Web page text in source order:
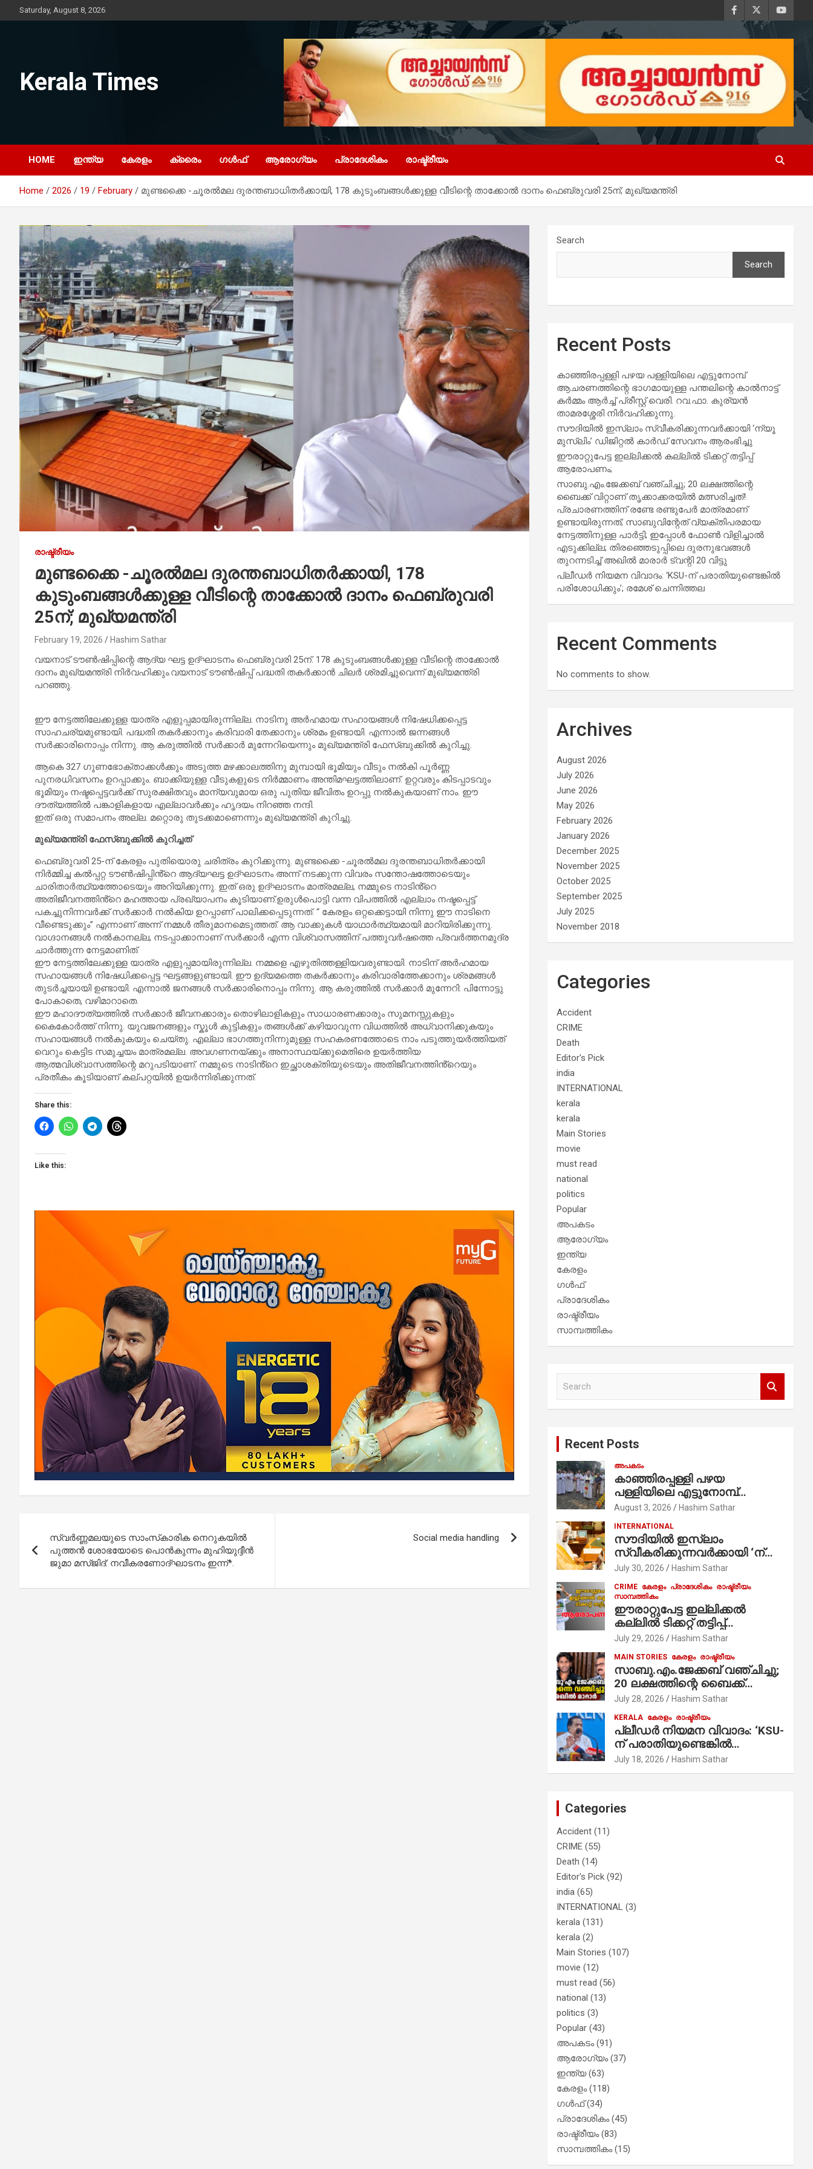
to
Saturday, August 8, 2026
Kerala Times
HOME ഇന്ത്യ കേരളം ക്രൈം ഗൾഫ് ആരോഗ്യം പ്രാദേശികം രാഷ്ട്രീയം
Home 2026 19 February മുണ്ടക്കൈ -ചൂരൽമല ദുരന്തബാധിതർക്കായി, 178 കുടുംബങ്ങൾക്കുള്ള വീടിന്റെ താക്കോൽ ദാനം ഫെബ്രുവരി 25ന്; മുഖ്യമന്ത്രി
രാഷ്ട്രീയം
മുണ്ടക്കൈ -ചൂരൽമല ദുരന്തബാധിതർക്കായി, 178
കുടുംബങ്ങൾക്കുള്ള വീടിന്റെ താക്കോൽ ദാനം ഫെബ്രുവരി
25ന്; മുഖ്യമന്ത്രി
February 19, 2026 Hashim Sathar
വയനാട് ടൗൺഷിപ്പിന്റെ ആദ്യ ഘട്ട ഉദ്ഘാടനം ഫെബ്രുവരി 25ന്. 178 കുടുംബങ്ങൾക്കുള്ള വീടിന്റെ താക്കോൽ
ദാനം മുഖ്യമന്ത്രി നിർവഹിക്കും.വയനാട് ടൗൺഷിപ്പ് പദ്ധതി തകർക്കാൻ ചിലർ ശ്രമിച്ചുവെന്ന് മുഖ്യമന്ത്രി
പറഞ്ഞു.
ഈ നേട്ടത്തിലേക്കുള്ള യാത്ര എളുപ്പമായിരുന്നില്ല. നാടിനു അർഹമായ സഹായങ്ങൾ നിഷേധിക്കപ്പെട്ട
സാഹചര്യമുണ്ടായി. പദ്ധതി തകർക്കാനും കരിവാരി തേക്കാനും ശ്രമം ഉണ്ടായി. എന്നാൽ ജന്നങ്ങൾ
സർക്കാരിനൊപ്പം നിന്നു. ആ കരുത്തിൽ സർക്കാർ മുന്നേറിയെന്നും മുഖ്യമന്ത്രി ഫേസ്ബുക്കിൽ കുറിച്ചു.
ആകെ 327 ഗുണഭോക്താക്കൾക്കും അടുത്ത മഴക്കാലത്തിനു മുമ്പായി ഭൂമിയും വീടും നൽകി പൂർണ്ണ
പുനരധിവസനം ഉറപ്പാക്കും. ബാക്കിയുള്ള വീടുകളുടെ നിർമ്മാണം അന്തിമഘട്ടത്തിലാണ്. ഉറ്റവരും കിടപ്പാടവും
ഭൂമിയും നഷ്ടപ്പെട്ടവർക്ക് സുരക്ഷിതവും മാന്യവുമായ ഒരു പുതിയ ജീവിതം ഉറപ്പു നൽകുകയാണ് നാം. ഈ
ദൗത്യത്തിൽ പങ്കാളികളായ എല്ലാവർക്കും ഹൃദയം നിറഞ്ഞ നന്ദി.
ഇത് ഒരു സമാപനം അല്ല. മറ്റൊരു തുടക്കമാണെന്നും മുഖ്യമന്ത്രി കുറിച്ചു.
മുഖ്യമന്ത്രി ഫേസ്ബുക്കിൽ കുറിച്ചത്
ഫെബ്രുവരി 25-ന് കേരളം പുതിയൊരു ചരിത്രം കുറിക്കുന്നു. മുണ്ടക്കൈ -ചൂരൽമല ദുരന്തബാധിതർക്കായി
നിർമ്മിച്ച കൽപ്പറ്റ ടൗൺഷിപ്പിൻ്റെ ആദ്യഘട്ട ഉദ്ഘാടനം അന്ന് നടക്കുന്ന വിവരം സന്തോഷത്തോടെയും
ചാരിതാർത്ഥ്യത്തോടെയും അറിയിക്കുന്നു. ഇത് ഒരു ഉദ്ഘാടനം മാത്രമല്ല, നമ്മുടെ നാടിൻ്റെ
അതിജീവനത്തിൻ്റെ മഹത്തായ പ്രഖ്യാപനം കൂടിയാണ്.ഉരുൾപൊട്ടി വന്ന വിപത്തിൽ എല്ലാം നഷ്ടപ്പെട്ട്
പകച്ചുനിന്നവർക്ക് സർക്കാർ നൽകിയ ഉറപ്പാണ് പാലിക്കപ്പെടുന്നത്. “ കേരളം ഒറ്റക്കെട്ടായി നിന്നു ഈ നാടിനെ
വീണ്ടെടുക്കും” എന്നാണ് അന്ന് നമ്മൾ തീരുമാനമെടുത്തത്. ആ വാക്കുകൾ യാഥാർത്ഥ്യമായി മാറിയിരിക്കുന്നു.
വാഗ്ദാനങ്ങൾ നൽകാനല്ല, നടപ്പാക്കാനാണ് സർക്കാർ എന്ന വിശ്വാസത്തിന് പത്തുവർഷത്തെ പ്രവർത്തനമുദ്ര
ചാർത്തുന്ന നേട്ടമാണിത്.
ഈ നേട്ടത്തിലേക്കുള്ള യാത്ര എളുപ്പമായിരുന്നില്ല. നമ്മളെ എഴുതിത്തള്ളിയവരുണ്ടായി. നാടിന് അർഹമായ
സഹായങ്ങൾ നിഷേധിക്കപ്പെട്ട ഘട്ടങ്ങളുണ്ടായി. ഈ ഉദ്യമത്തെ തകർക്കാനും കരിവാരിത്തേക്കാനും ശ്രമങ്ങൾ
തുടർച്ചയായി ഉണ്ടായി. എന്നാൽ ജനങ്ങൾ സർക്കാരിനൊപ്പം നിന്നു. ആ കരുത്തിൽ സർക്കാർ മുന്നേറി: പിന്നോട്ടു
പോകാതെ, വഴിമാറാതെ.
ഈ മഹാദൗത്യത്തിൽ സർക്കാർ ജീവനക്കാരും തൊഴിലാളികളും സാധാരണക്കാരും സുമനസ്സുകളും
കൈകോർത്ത് നിന്നു. യുവജനങ്ങളും സ്കൂൾ കുട്ടികളും തങ്ങൾക്ക് കഴിയാവുന്ന വിധത്തിൽ അധ്വാനിക്കുകയും
സഹായങ്ങൾ നൽകുകയും ചെയ്തു. എല്ലാ ഭാഗത്തുനിന്നുമുള്ള സഹകരണത്തോടെ നാം പടുത്തുയർത്തിയത്
വെറും കെട്ടിട സമുച്ചയം മാത്രമല്ല. അവഗണനയ്ക്കും അനാസ്ഥയ്ക്കുമെതിരെ ഉയർത്തിയ
ആത്മവിശ്വാസത്തിന്റെ മറുപടിയാണ്. നമ്മുടെ നാടിൻ്റെ ഇച്ഛാശക്തിയുടെയും അതിജീവനത്തിൻ്റെയും
പ്രതീകം കൂടിയാണ് കല്പറ്റയിൽ ഉയർന്നിരിക്കുന്നത്.
Share this:
Like this:
navigation
സ്വർണ്ണമലയുടെ സാംസ്‌കാരിക നെറുകയിൽ
പുത്തൻ ശോഭയോടെ പൊൻകുന്നം മുഹിയുദ്ദീൻ
ജുമാ മസ്ജിദ്: നവീകരണോദ്ഘാടനം ഇന്ന്*.
Social media handling
Search
Search
Recent Posts
കാഞ്ഞിരപ്പള്ളി പഴയ പള്ളിയിലെ എട്ടുനോമ്പ്
ആചരണത്തിന്റെ ഭാഗമായുള്ള പന്തലിന്റെ കാൽനാട്ട്
കർമ്മം ആർച്ച് പ്രീസ്റ്റ് വെരി. റവ.ഫാ. കുര്യൻ
താമരശ്ശേരി നിർവഹിക്കുന്നു.
സൗദിയില്‍ ഇസ്‌ലാം സ്വീകരിക്കുന്നവര്‍ക്കായി ‘ന്യൂ
മുസ്ലിം’ ഡിജിറ്റല്‍ കാര്‍ഡ് സേവനം ആരംഭിച്ചു
ഈരാറ്റുപേട്ട ഇല്ലിക്കൽ കല്ലിൽ ടിക്കറ്റ് തട്ടിപ്പ്
ആരോപണം;
സാബു.എം.ജേക്കബ് വഞ്ചിച്ചു; 20 ലക്ഷത്തിന്റെ
ബൈക്ക് വിറ്റാണ് തൃക്കാക്കരയില്‍ മത്സരിച്ചത്!
പ്രചാരണത്തിന് രണ്ടേ രണ്ടുപേര്‍ മാത്രമാണ്
ഉണ്ടായിരുന്നത്; സാബുവിന്റേത് വ്യക്തിപരമായ
നേട്ടത്തിനുള്ള പാര്‍ട്ടി; ഇപ്പോള്‍ ഫോണ്‍ വിളിച്ചാല്‍
എടുക്കില്ല; തിരഞ്ഞെടുപ്പിലെ ദുരനുഭവങ്ങള്‍
തുറന്നടിച്ച് അഖില്‍ മാരാര്‍ ട്വന്റി 20 വിട്ടു
പ്ലീഡർ നിയമന വിവാദം: ‘KSU-ന് പരാതിയുണ്ടെങ്കിൽ
പരിശോധിക്കും’; രമേശ് ചെന്നിത്തല
Recent Comments
No comments to show.
Archives
August 2026
July 2026
June 2026
May 2026
February 2026
January 2026
December 2025
November 2025
October 2025
September 2025
July 2025
November 2018
Categories
Accident
CRIME
Death
Editor's Pick
india
INTERNATIONAL
kerala
kerala
Main Stories
movie
must read
national
politics
Popular
അപകടം
ആരോഗ്യം
ഇന്ത്യ
കേരളം
ഗൾഫ്
പ്രാദേശികം
രാഷ്ട്രീയം
സാമ്പത്തികം
Recent Posts
അപകടം
കാഞ്ഞിരപ്പള്ളി പഴയ
പള്ളിയിലെ എട്ടുനോമ്പ്
ആചരണത്തിന്റെ ഭാഗമായുള്ള
ആർച്ച് പ്രീസ്റ്റ് വെരി. റവ.ഫാ.
കുര്യൻ താമരശ്ശേരി
നിർവഹിക്കുന്നു.
August 3, 2026 Hashim Sathar
INTERNATIONAL
സൗദിയില്‍ ഇസ്‌ലാം
സ്വീകരിക്കുന്നവര്‍ക്കായി ‘ന്യൂ
മുസ്ലിം’ ഡിജിറ്റല്‍ കാര്‍ഡ്
സേവനം ആരംഭിച്ചു
July 30, 2026 Hashim Sathar
CRIME കേരളം പ്രാദേശികം രാഷ്ട്രീയം
സാമ്പത്തികം
ഈരാറ്റുപേട്ട ഇല്ലിക്കൽ
കല്ലിൽ ടിക്കറ്റ് തട്ടിപ്പ്
ആരോപണം;
July 29, 2026 Hashim Sathar
MAIN STORIES കേരളം രാഷ്ട്രീയം
സാബു.എം.ജേക്കബ് വഞ്ചിച്ചു;
20 ലക്ഷത്തിന്റെ ബൈക്ക്
വിറ്റാണ് തൃക്കാക്കരയില്‍
മത്സരിച്ചത്! പ്രചാരണത്തിന്
രണ്ടേ രണ്ടുപേര്‍ മാത്രമാണ്
ഉണ്ടായിരുന്നത്; സാബുവിന്റേത്
വ്യക്തിപരമായ നേട്ടത്തിനുള്ള
പാര്‍ട്ടി; ഇപ്പോള്‍ ഫോണ്‍
വിളിച്ചാല്‍ എടുക്കില്ല;
ദുരനുഭവങ്ങള്‍ തുറന്നടിച്ച്
അഖില്‍ മാരാര്‍ ട്വന്റി 20 വിട്ടു
July 28, 2026 Hashim Sathar
KERALA കേരളം രാഷ്ട്രീയം
പ്ലീഡർ നിയമന വിവാദം: ‘KSU-
ന് പരാതിയുണ്ടെങ്കിൽ
പരിശോധിക്കും’; രമേശ്
ചെന്നിത്തല
July 18, 2026 Hashim Sathar
Categories
Accident (11)
CRIME (55)
Death (14)
Editor's Pick (92)
india (65)
INTERNATIONAL (3)
kerala (131)
kerala (2)
Main Stories (107)
movie (12)
must read (56)
national (13)
politics (3)
Popular (43)
അപകടം(91)
ആരോഗ്യം(37)
ഇന്ത്യ(63)
കേരളം(118)
ഗൾഫ്(34)
പ്രാദേശികം(45)
രാഷ്ട്രീയം(83)
സാമ്പത്തികം(15)